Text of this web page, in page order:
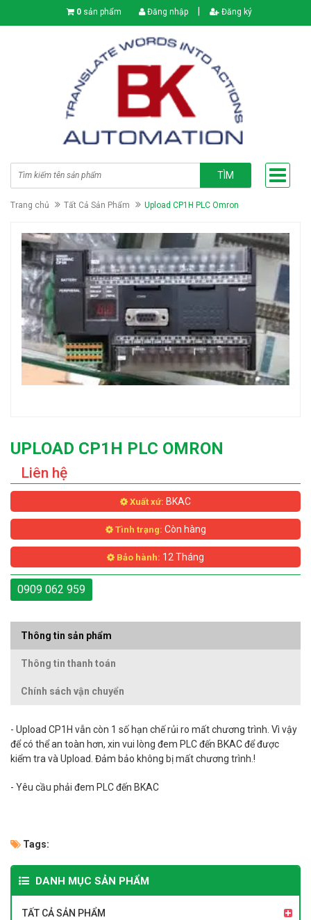
0 sản phẩm Đăng nhập Đăng ký
TÌM
Trang chủ Tất Cả Sản Phẩm Upload CP1H PLC Omron
UPLOAD CP1H PLC OMRON
Liên hệ
Xuất xứ: BKAC
Tình trạng: Còn hàng
Bảo hành: 12 Tháng
0909 062 959
Thông tin sản phẩm
Thông tin thanh toán
Chính sách vận chuyển
- Upload CP1H vẫn còn 1 số hạn chế rủi ro mất chương trình. Vì vậy
để có thể an toàn hơn, xin vui lòng đem PLC đến BKAC để được
kiểm tra và Upload . Đảm bảo không bị mất chương trình.!
- Yêu cầu phải đem PLC đến BKAC
Tags:
DANH MỤC SẢN PHẨM
TẤT CẢ SẢN PHẨM